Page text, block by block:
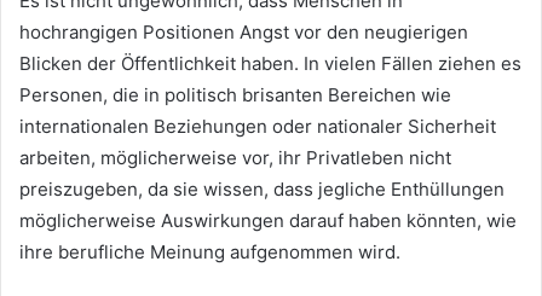
hochrangigen Positionen Angst vor den neugierigen
Blicken der Öffentlichkeit haben. In vielen Fällen ziehen es
Personen, die in politisch brisanten Bereichen wie
internationalen Beziehungen oder nationaler Sicherheit
arbeiten, möglicherweise vor, ihr Privatleben nicht
preiszugeben, da sie wissen, dass jegliche Enthüllungen
möglicherweise Auswirkungen darauf haben könnten, wie
ihre berufliche Meinung aufgenommen wird.